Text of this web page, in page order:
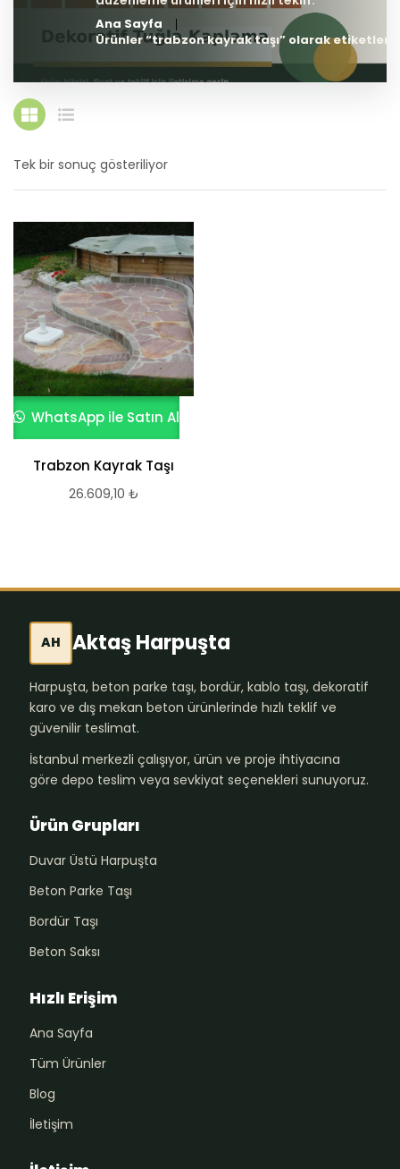
Ana Sayfa
Ürünler “trabzon kayrak taşı” olarak
Tek bir sonuç gösteriliyor
WhatsApp ile Satın Al
Trabzon Kayrak Taşı
26.609,10 ₺
AH Aktaş Harpuşta
Harpuşta, beton parke taşı, bordür, kablo taşı, dekoratif
karo ve dış mekan beton ürünlerinde hızlı teklif ve
güvenilir teslimat.
İstanbul merkezli çalışıyor, ürün ve proje ihtiyacına
göre depo teslim veya sevkiyat seçenekleri sunuyoruz.
Ürün Grupları
Duvar Üstü Harpuşta
Beton Parke Taşı
Bordür Taşı
Beton Saksı
Hızlı Erişim
Ana Sayfa
Tüm Ürünler
Blog
İletişim